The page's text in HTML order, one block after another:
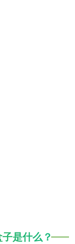
是什么？